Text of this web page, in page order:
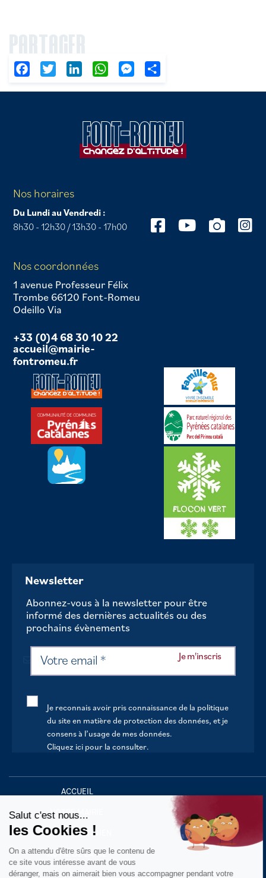
PARTAGER
FacebookTwitter LinkedIn WhatsAppMessenger
Nos horaires
Du Lundi au Vendredi :
8h30 - 12h30 / 13h30 - 17h00
Nos coordonnées
1 avenue Professeur Félix
Trombe 66120 Font-Romeu
Odeillo Via
+33 (0)4 68 30 10 22
accueil@mairie-
fontromeu.fr
Newsletter
Abonnez-vous à la newsletter pour être
informé des dernières actualités ou des
prochains évènements
Je reconnais avoir pris connaissance de la politique
du site en matière de protection des données, et je
consens à l’usage de mes données.
Cliquez ici pour la consulter.
ACCUEIL
VOTRE MAIRIE
VOTRE QUOTIDIEN
AU FIL DE LA VIE
LOISIRS
Salut c'est nous...
les Cookies !
On a attendu d'être sûrs que le contenu de
ce site vous intéresse avant de vous
déranger, mais on aimerait bien vous accompagner pendant votre